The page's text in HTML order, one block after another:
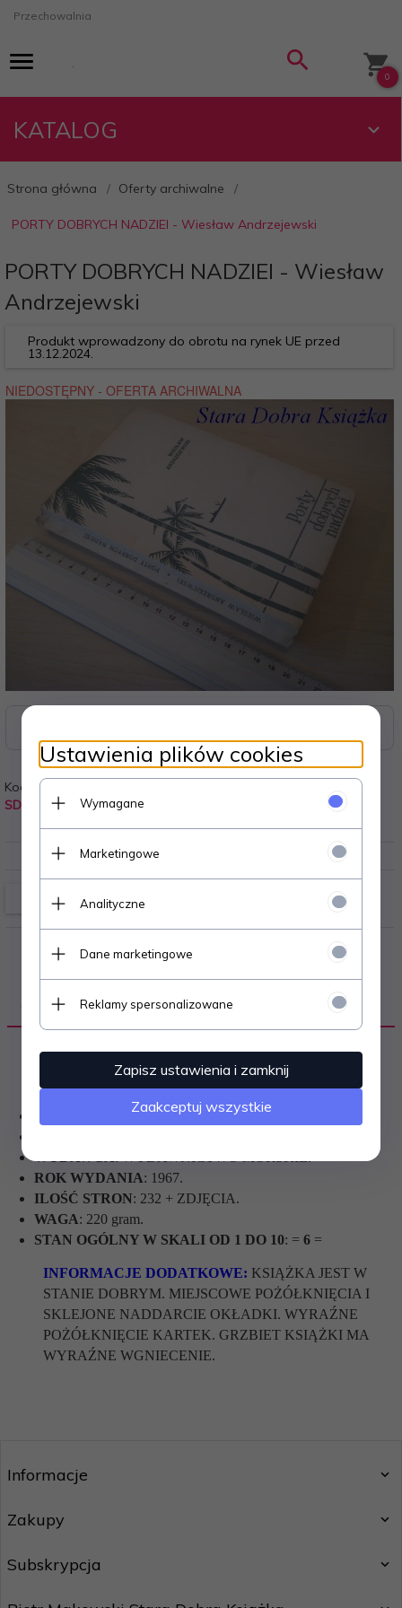
Przechowalnia
0
KATALOG
Strona główna Oferty archiwalne
PORTY DOBRYCH NADZIEI - Wiesław Andrzejewski
PORTY DOBRYCH NADZIEI - Wiesław
Andrzejewski
Produkt wprowadzony do obrotu na rynek UE przed
13.12.2024.
Kod:
SD1
OPIS PRODUKTU
PORTY DOBRYCH NADZIEI.
ROK WYDANIA: 1967.
ILOŚĆ STRON: 232 + ZDJĘCIA.
WAGA: 220 gram.
STAN OGÓLNY W SKALI OD 1 DO 10: = 6 =
INFORMACJE DODATKOWE: KSIĄŻKA JEST W
STANIE DOBRYM. MIEJSCOWE POŻÓŁKNIĘCIA I
SKLEJONE NADDARCIE OKŁADKI. WYRAŹNE
POŻÓŁKNIĘCIE KARTEK. GRZBIET KSIĄŻKI MA
WYRAŹNE WGNIECENIE.
Informacje
Zakupy
Subskrypcja
Ustawienia plików cookies
Wymagane
Marketingowe
Analityczne
Dane marketingowe
Reklamy spersonalizowane
Zapisz ustawienia i zamknij
Zaakceptuj wszystkie